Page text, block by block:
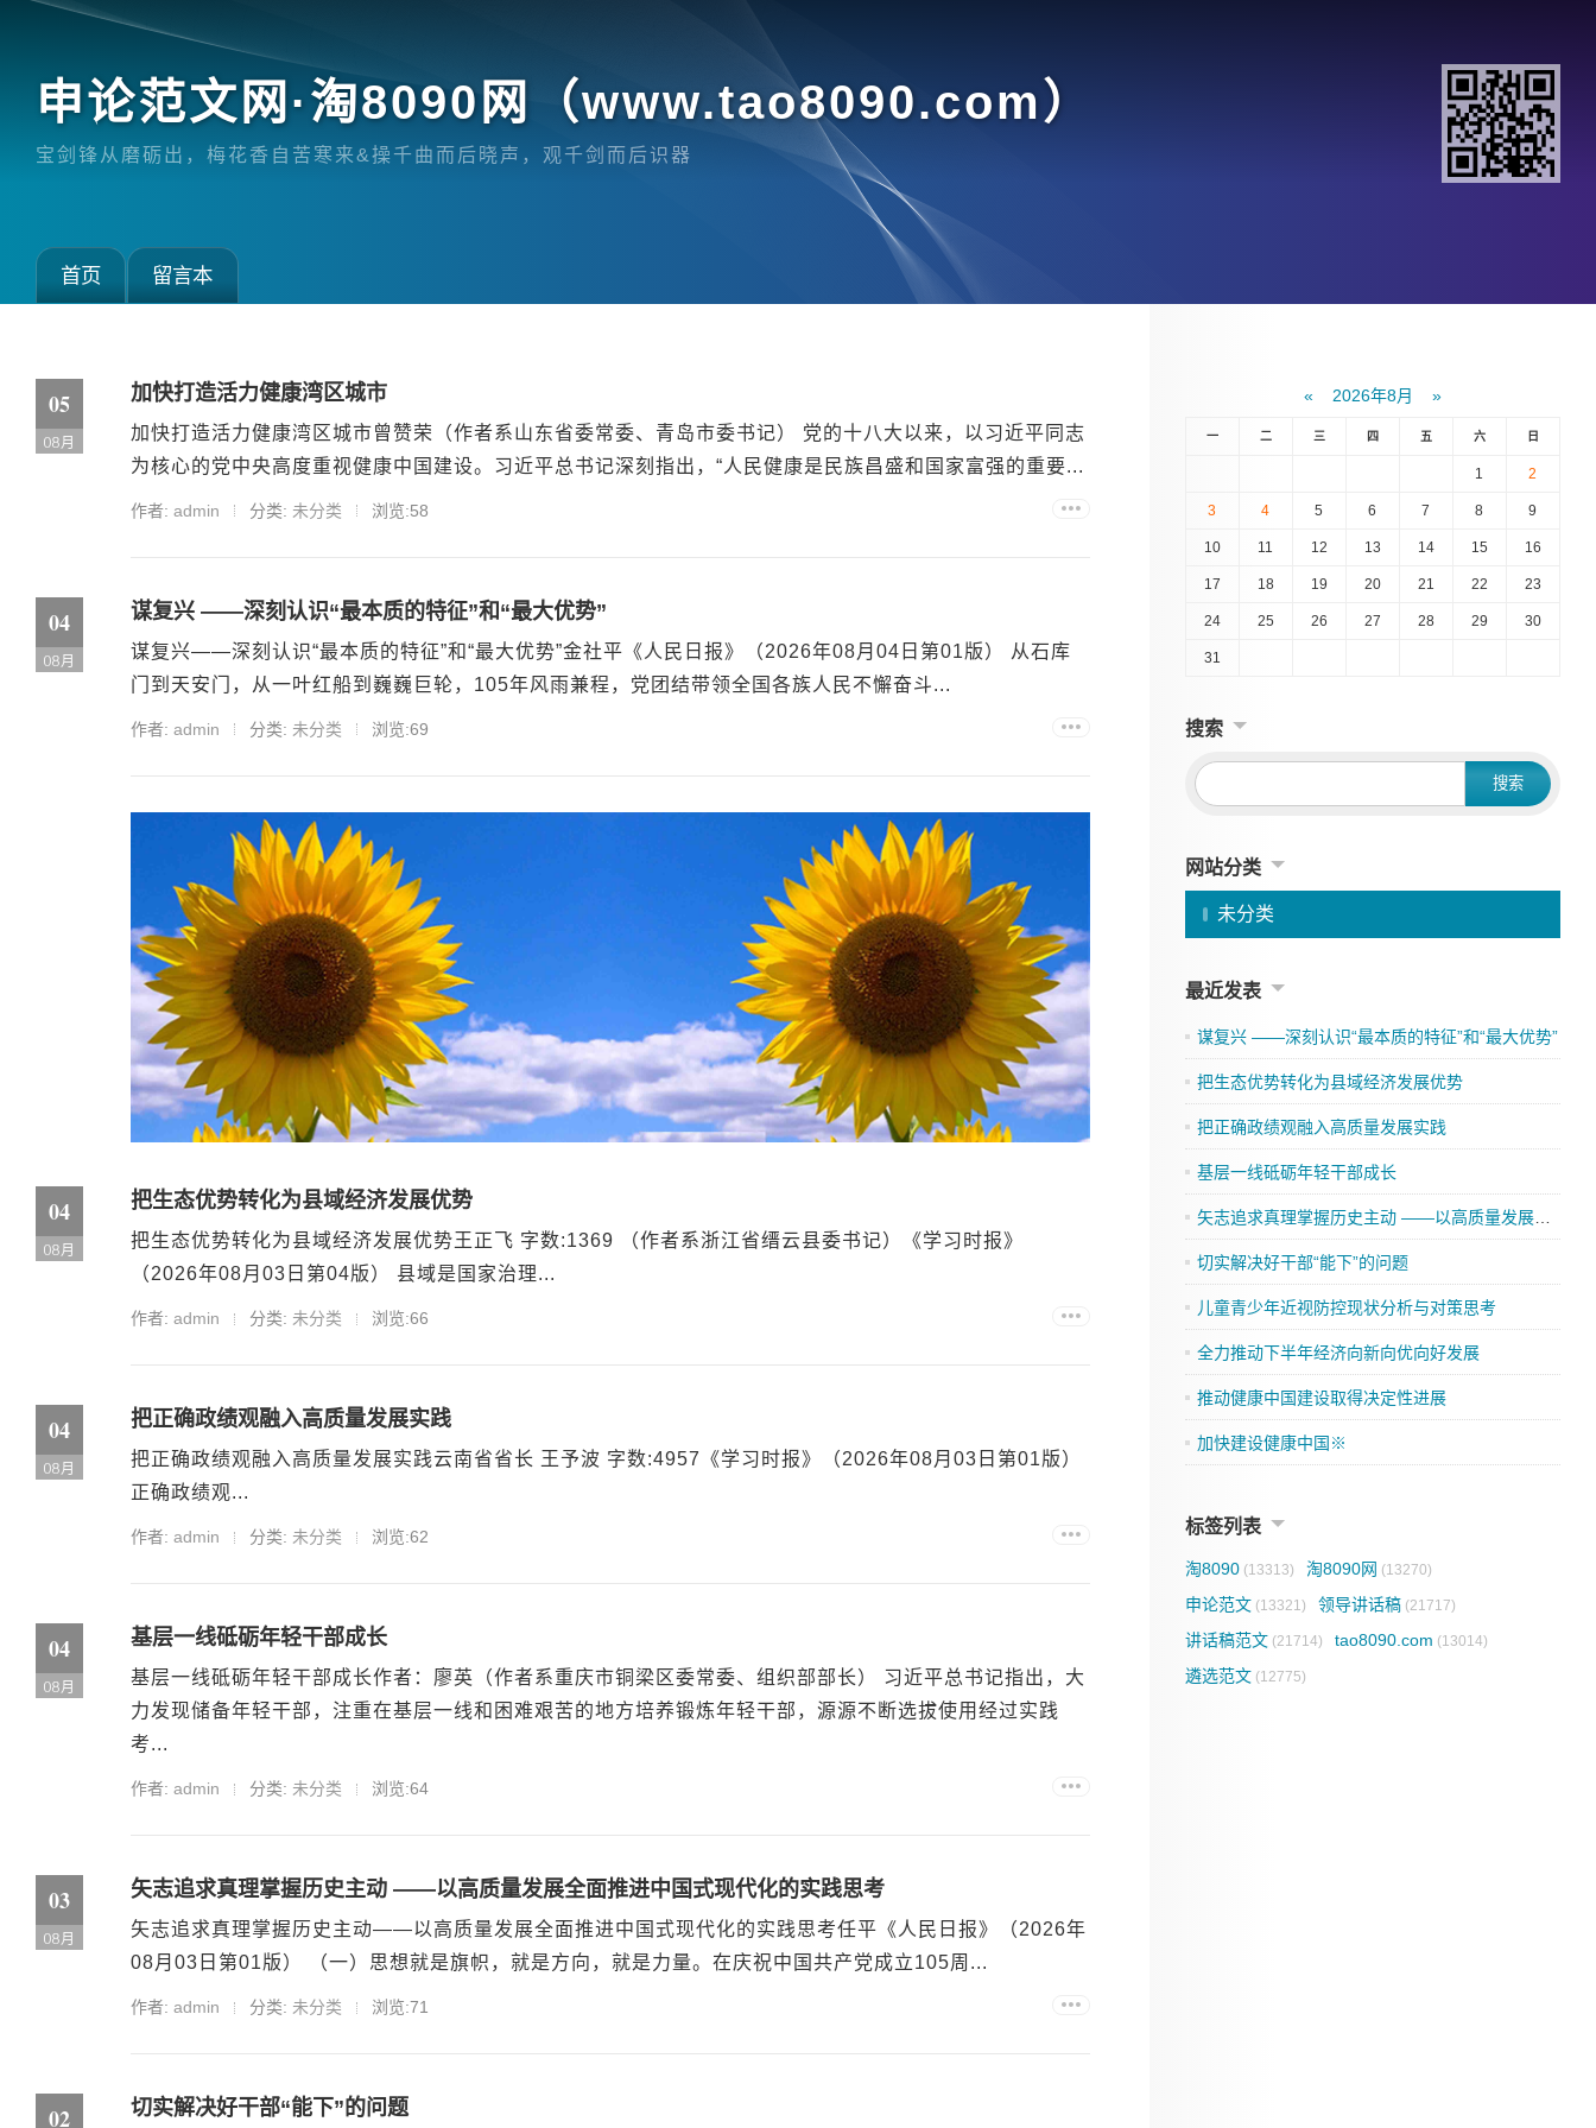
申论范文网·淘8090网（www.tao8090.com）
宝剑锋从磨砺出，梅花香自苦寒来&操千曲而后晓声，观千剑而后识器
首页 留言本
05
08月
加快打造活力健康湾区城市
加快打造活力健康湾区城市曾赞荣（作者系山东省委常委、青岛市委书记） 党的十八大以来，以习近平同志
为核心的党中央高度重视健康中国建设。习近平总书记深刻指出，“人民健康是民族昌盛和国家富强的重要...
作者: admin 分类: 未分类 浏览:58
04
08月
谋复兴 ——深刻认识“最本质的特征”和“最大优势”
谋复兴——深刻认识“最本质的特征”和“最大优势”金社平《人民日报》（2026年08月04日第01版） 从石库
门到天安门，从一叶红船到巍巍巨轮，105年风雨兼程，党团结带领全国各族人民不懈奋斗...
作者: admin 分类: 未分类 浏览:69
04
08月
把生态优势转化为县域经济发展优势
把生态优势转化为县域经济发展优势王正飞 字数:1369 （作者系浙江省缙云县委书记）《学习时报》
（2026年08月03日第04版） 县域是国家治理...
作者: admin 分类: 未分类 浏览:66
04
08月
把正确政绩观融入高质量发展实践
把正确政绩观融入高质量发展实践云南省省长 王予波 字数:4957《学习时报》（2026年08月03日第01版）
正确政绩观...
作者: admin 分类: 未分类 浏览:62
04
08月
基层一线砥砺年轻干部成长
基层一线砥砺年轻干部成长作者：廖英（作者系重庆市铜梁区委常委、组织部部长） 习近平总书记指出，大
力发现储备年轻干部，注重在基层一线和困难艰苦的地方培养锻炼年轻干部，源源不断选拔使用经过实践
考...
作者: admin 分类: 未分类 浏览:64
03
08月
矢志追求真理掌握历史主动 ——以高质量发展全面推进中国式现代化的实践思考
矢志追求真理掌握历史主动——以高质量发展全面推进中国式现代化的实践思考任平《人民日报》（2026年
08月03日第01版） （一）思想就是旗帜，就是方向，就是力量。在庆祝中国共产党成立105周...
作者: admin 分类: 未分类 浏览:71
02 切实解决好干部“能下”的问题
« 2026年8月 »
一 二 三 四 五 六 日
1 2
3 4 5 6 7 8 9
10 11 12 13 14 15 16
17 18 19 20 21 22 23
24 25 26 27 28 29 30
31
搜索
网站分类
未分类
最近发表
谋复兴 ——深刻认识“最本质的特征”和“最大优势”
把生态优势转化为县域经济发展优势
把正确政绩观融入高质量发展实践
基层一线砥砺年轻干部成长
矢志追求真理掌握历史主动 ——以高质量发展全面推进中国式现代化的实践思考
切实解决好干部“能下”的问题
儿童青少年近视防控现状分析与对策思考
全力推动下半年经济向新向优向好发展
推动健康中国建设取得决定性进展
加快建设健康中国※
标签列表
淘8090(13313) 淘8090网 (13270)
申论范文(13321) 领导讲话稿(21717)
讲话稿范文(21714) tao8090.com (13014)
遴选范文(12775)